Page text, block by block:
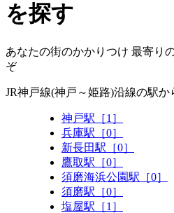
を探す
あなたの街のかかりつけ 最寄り
ぞ
JR神戸線(神戸～姫路)沿線の駅か
神戸駅［1］
兵庫駅［0］
新長田駅［0］
鷹取駅［0］
須磨海浜公園駅［0］
須磨駅［0］
塩屋駅［1］